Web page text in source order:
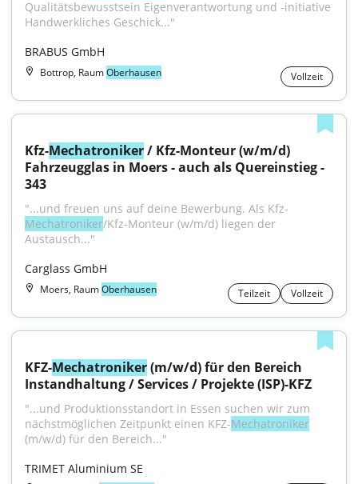
Qualitätsbewusstsein Eigenverantwortung und -initiative
Handwerkliches Geschick..."
BRABUS GmbH
Bottrop, RaumOberhausen Vollzeit
Kfz-Mechatroniker / Kfz-Monteur (w/m/d)
Fahrzeugglas in Moers - auch als Quereinstieg -
343
"...und freuen uns auf deine Bewerbung. Als Kfz-
Mechatroniker/Kfz-Monteur (w/m/d) liegen der
Austausch..."
Carglass GmbH
Moers, RaumOberhausen Teilzeit Vollzeit
KFZ-Mechatroniker (m/w/d) für den Bereich
Instandhaltung / Services / Projekte (ISP)-KFZ
"...und Produktionsstandort in Essen suchen wir zum
nächstmöglichen Zeitpunkt einen KFZ-Mechatroniker
(m/w/d) für den Bereich..."
TRIMET Aluminium SE